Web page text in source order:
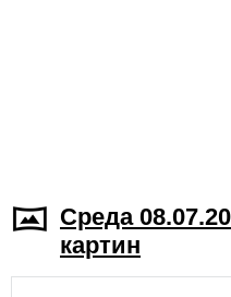
Среда
картин